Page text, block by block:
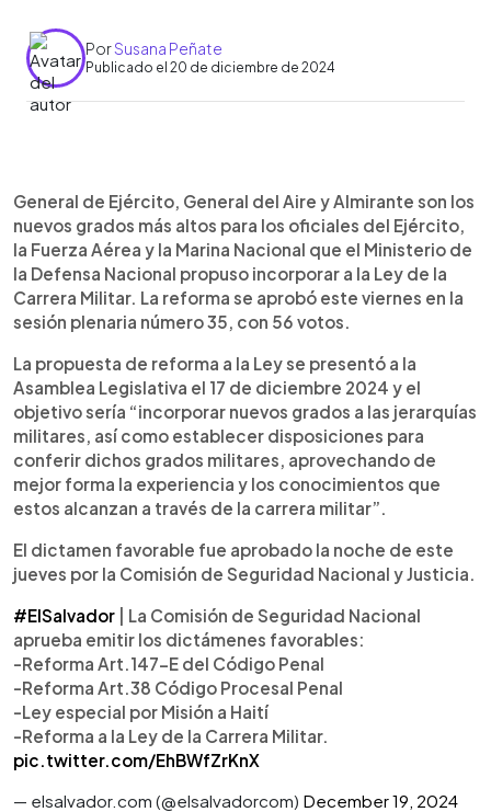
PorSusana Peñate
Publicado el 20 de diciembre de 2024
► Escuchar artículo
General de Ejército, General del Aire y Almirante son los
nuevos grados más altos para los oficiales del Ejército,
la Fuerza Aérea y la Marina Nacional que el Ministerio de
la Defensa Nacional propuso incorporar a la Ley de la
Carrera Militar. La reforma se aprobó este viernes en la
sesión plenaria número 35, con 56 votos.
La propuesta de reforma a la Ley se presentó a la
Asamblea Legislativa el 17 de diciembre 2024 y el
objetivo sería “incorporar nuevos grados a las jerarquías
militares, así como establecer disposiciones para
conferir dichos grados militares, aprovechando de
mejor forma la experiencia y los conocimientos que
estos alcanzan a través de la carrera militar”.
El dictamen favorable fue aprobado la noche de este
jueves por la Comisión de Seguridad Nacional y Justicia.
#ElSalvador | La Comisión de Seguridad Nacional
aprueba emitir los dictámenes favorables:
-Reforma Art.147-E del Código Penal
-Reforma Art.38 Código Procesal Penal
-Ley especial por Misión a Haití
-Reforma a la Ley de la Carrera Militar.
pic.twitter.com/EhBWfZrKnX
— elsalvador.com (@elsalvadorcom) December 19, 2024